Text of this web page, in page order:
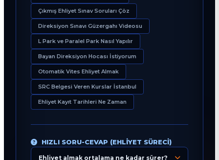
Çıkmış Ehliyet Sınav Soruları Çöz
Direksiyon Sınavı Güzergahı Videosu
L Park ve Paralel Park Nasıl Yapılır
Bayan Direksiyon Hocası İstiyorum
Otomatik Vites Ehliyet Almak
SRC Belgesi Veren Kurslar İstanbul
Ehliyet Kayıt Tarihleri Ne Zaman
HIZLI SORU-CEVAP (EHLIYET SÜRECI)
Ehliyet almak ortalama ne kadar sürer?